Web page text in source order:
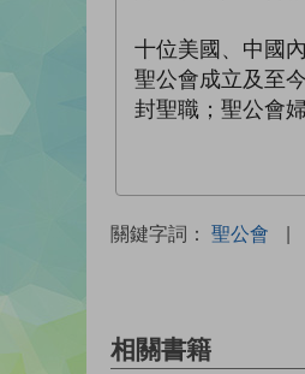
十位美國、中國
聖公會成立及至
封聖職；聖公會
關鍵字詞： 聖公會 |
相關書籍